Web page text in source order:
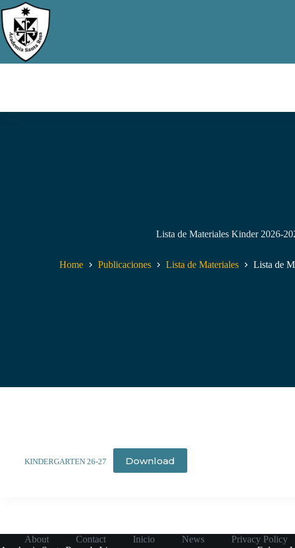
Skip
to
content
Lista de Materiales Kinder 2026-
Home Publicaciones Lista de Materiales Lista de
KINDERGARTEN 26-27 Download
About Contact Inicio News Privacy Policy